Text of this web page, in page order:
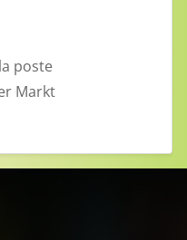
poste
Markt